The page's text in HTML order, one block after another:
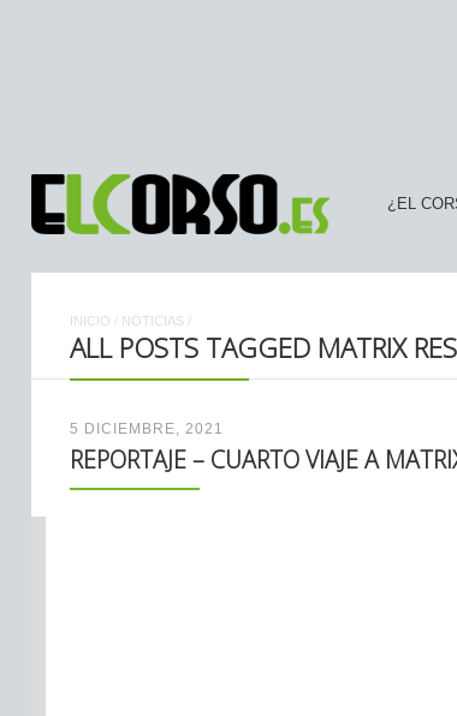
¿EL
INICIO / NOTICIAS /
ALL POSTS TAGGED MATRIX
5 DICIEMBRE, 2021
REPORTAJE – CUARTO VIAJE A